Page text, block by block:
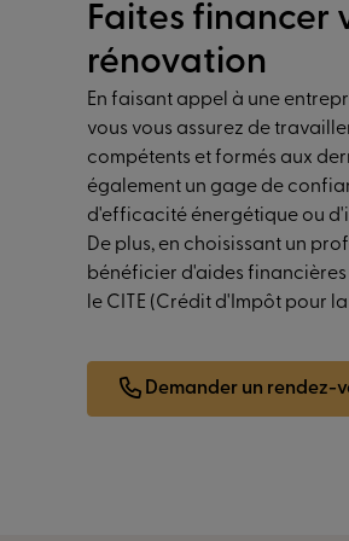
Faites financer
rénovation
En faisant appel à une
vous vous assurez de
compétents et formés aux
également un gage de
d'efficacité énergétique ou
De plus, en choisissant un
bénéficier d'aides financières
le CITE (Crédit d'Impôt pour
Demander un rendez-